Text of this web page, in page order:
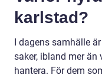
karlstad?
I dagens samhälle
saker, ibland mer än
hantera. För dem